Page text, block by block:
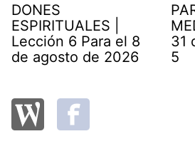
DONES
ESPIRITUALES |
Lección 6 Para el 8
de agosto de 2026
31
5